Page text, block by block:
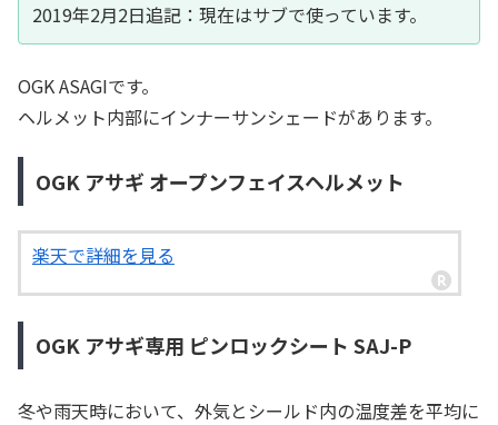
2019年2月2日追記：現在はサブで使っています。
OGK ASAGIです。
ヘルメット内部にインナーサンシェードがあります。
OGK アサギ オープンフェイスヘルメット
楽天で詳細を見る
OGK アサギ専用 ピンロックシート SAJ-P
冬や雨天時において、外気とシールド内の温度差を平均に